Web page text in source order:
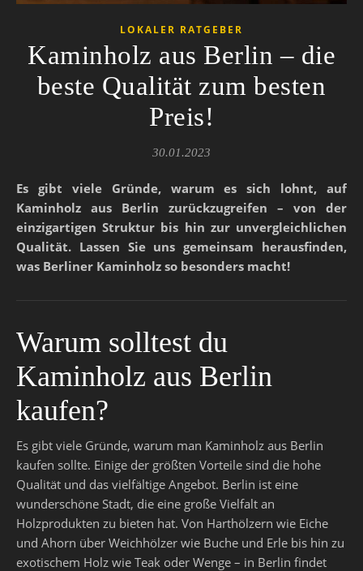
LOKALER RATGEBER
Kaminholz aus Berlin – die
beste Qualität zum besten
Preis!
30.01.2023
Es gibt viele Gründe, warum es sich lohnt, auf
Kaminholz aus Berlin zurückzugreifen – von der
einzigartigen Struktur bis hin zur unvergleichlichen
Qualität. Lassen Sie uns gemeinsam herausfinden,
was Berliner Kaminholz so besonders macht!
Warum solltest du
Kaminholz aus Berlin
kaufen?
Es gibt viele Gründe, warum man Kaminholz aus Berlin
kaufen sollte. Einige der größten Vorteile sind die hohe
Qualität und das vielfältige Angebot. Berlin ist eine
wunderschöne Stadt, die eine große Vielfalt an
Holzprodukten zu bieten hat. Von Harthölzern wie Eiche
und Ahorn über Weichhölzer wie Buche und Erle bis hin zu
exotischem Holz wie Teak oder Wenge – in Berlin findet